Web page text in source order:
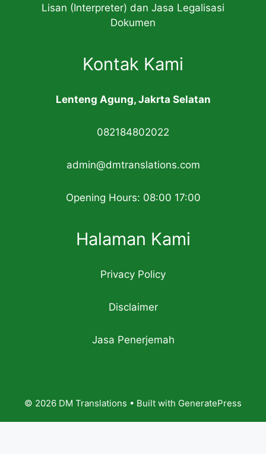
Lisan (Interpreter) dan Jasa Legalisasi
Dokumen
Kontak Kami
Lenteng Agung, Jakrta Selatan
082184802022
admin@dmtranslations.com
Opening Hours: 08:00 17:00
Halaman Kami
Privacy Policy
Disclaimer
Jasa Penerjemah
© 2026 DM Translations • Built with GeneratePress